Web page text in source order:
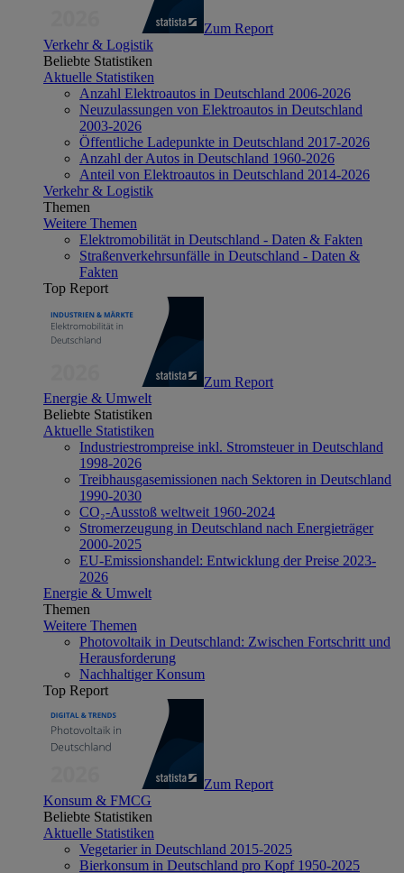
Zum Report
Verkehr & Logistik
Beliebte Statistiken
Aktuelle Statistiken
Anzahl Elektroautos in Deutschland 2006-2026
Neuzulassungen von Elektroautos in Deutschland
2003-2026
Öffentliche Ladepunkte in Deutschland 2017-2026
Anzahl der Autos in Deutschland 1960-2026
Anteil von Elektroautos in Deutschland 2014-2026
Verkehr & Logistik
Themen
Weitere Themen
Elektromobilität in Deutschland - Daten & Fakten
Straßenverkehrsunfälle in Deutschland - Daten &
Fakten
Top Report
Zum Report
Energie & Umwelt
Beliebte Statistiken
Aktuelle Statistiken
Industriestrompreise inkl. Stromsteuer in Deutschland
1998-2026
Treibhausgasemissionen nach Sektoren in Deutschland
1990-2030
CO₂-Ausstoß weltweit 1960-2024
Stromerzeugung in Deutschland nach Energieträger
2000-2025
EU-Emissionshandel: Entwicklung der Preise 2023-
2026
Energie & Umwelt
Themen
Weitere Themen
Photovoltaik in Deutschland: Zwischen Fortschritt und
Herausforderung
Nachhaltiger Konsum
Top Report
Zum Report
Konsum & FMCG
Beliebte Statistiken
Aktuelle Statistiken
Vegetarier in Deutschland 2015-2025
Bierkonsum in Deutschland pro Kopf 1950-2025